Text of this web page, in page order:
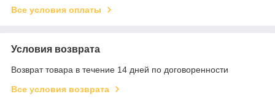
Все условия оплаты
Условия возврата
Возврат товара в течение 14 дней по договоренности
Все условия возврата